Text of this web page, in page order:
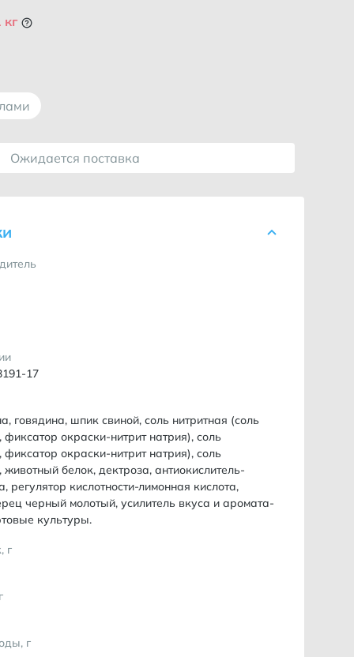
Ожидается поставка
17
говядина, шпик свиной, соль нитритная (соль
окраски-нитрит натрия), соль
окраски-нитрит натрия), соль
белок, дектроза, антиокислитель-
регулятор кислотности-лимонная кислота,
черный молотый, усилитель вкуса и аромата-
культуры.
г
г